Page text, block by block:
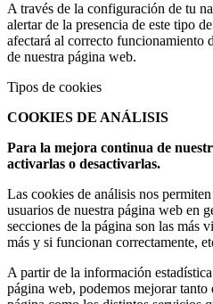
A través de la configuración de tu
alertar de la presencia de este tipo
afectará al correcto funcionamiento
de nuestra página web.
Tipos de cookies
COOKIES DE ANÁLISIS
Para la mejora continua de
activarlas o desactivarlas.
Las cookies de análisis nos
usuarios de nuestra página web en
secciones de la página son las más
más y si funcionan correctamente,
A partir de la información
página web, podemos mejorar